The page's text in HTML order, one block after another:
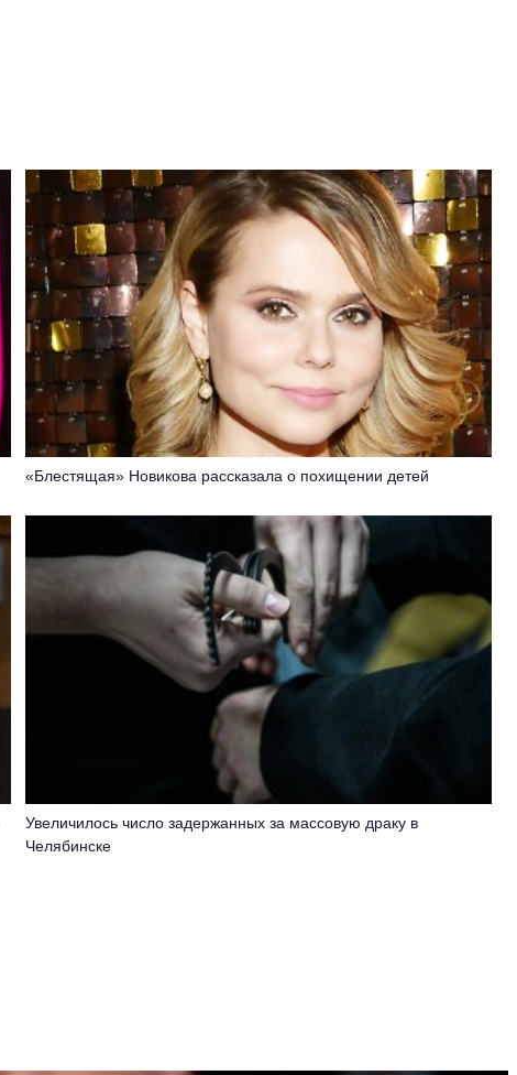
«Блестящая» Новикова рассказала о похищении детей
Увеличилось число задержанных за массовую драку в
Челябинске